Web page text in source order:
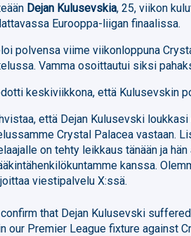
Dejan Kulusevskia, 25, viikon
Eurooppa-liigan finaalissa.
polvensa viime viikonloppuna
Vamma osoittautui siksi
keskiviikkona, että Kulusevskin
että Dejan Kulusevski
Crystal Palacea vastaan.
on tehty leikkaus tänään ja
kanssa.
viestipalvelu X:ssä.
that Dejan Kulusevski
our Premier League fixture against